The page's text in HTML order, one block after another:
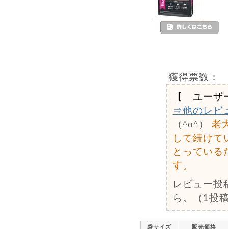
獲得票数：
【 ユーザ
⇒他のレビ
（^o^）
老
して続けて
とっている
す。
レビュー投
ら。（1投
袋サイズ 販売価格